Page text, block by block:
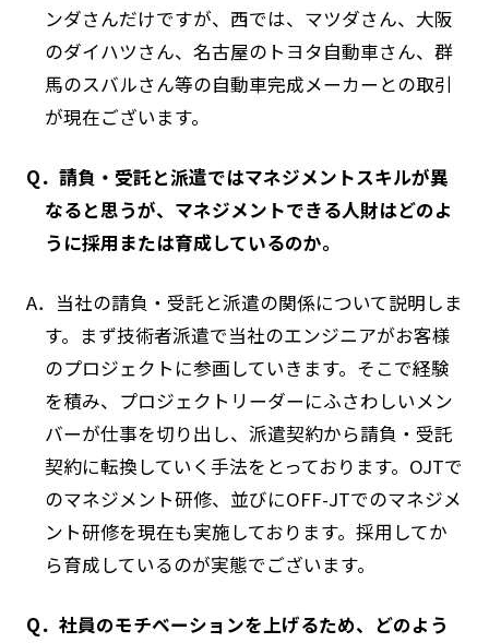
ンダさんだけですが、西では、マツダさん、大阪
のダイハツさん、名古屋のトヨタ自動車さん、群
馬のスバルさん等の自動車完成メーカーとの取引
が現在ございます。
Q．請負・受託と派遣ではマネジメントスキルが異
なると思うが、マネジメントできる人財はどのよ
うに採用または育成しているのか。
A．当社の請負・受託と派遣の関係について説明しま
す。まず技術者派遣で当社のエンジニアがお客様
のプロジェクトに参画していきます。そこで経験
を積み、プロジェクトリーダーにふさわしいメン
バーが仕事を切り出し、派遣契約から請負・受託
契約に転換していく手法をとっております。OJTで
のマネジメント研修、並びにOFF-JTでのマネジメ
ント研修を現在も実施しております。採用してか
ら育成しているのが実態でございます。
Q．社員のモチベーションを上げるため、どのよう